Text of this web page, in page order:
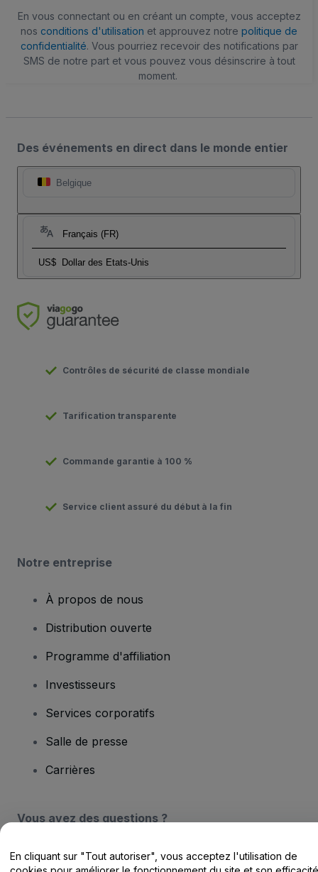
En vous connectant ou en créant un compte, vous acceptez
nos conditions d'utilisation et approuvez notre politique de
confidentialité. Vous pourriez recevoir des notifications par
SMS de notre part et vous pouvez vous désinscrire à tout
moment.
Des événements en direct dans le monde entier
Belgique
Français (FR)
US$ Dollar des Etats-Unis
Contrôles de sécurité de classe mondiale
Tarification transparente
Commande garantie à 100 %
Service client assuré du début à la fin
Notre entreprise
À propos de nous
Distribution ouverte
Programme d'affiliation
Investisseurs
Services corporatifs
Salle de presse
Carrières
Vous avez des questions ?
Centre d'assistance / Nous contacter
En cliquant sur "Tout autoriser", vous acceptez l'utilisation de